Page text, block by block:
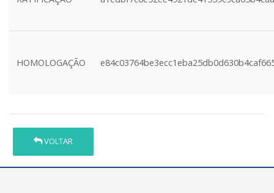
HOMOLOGAÇÃO
VOLTAR